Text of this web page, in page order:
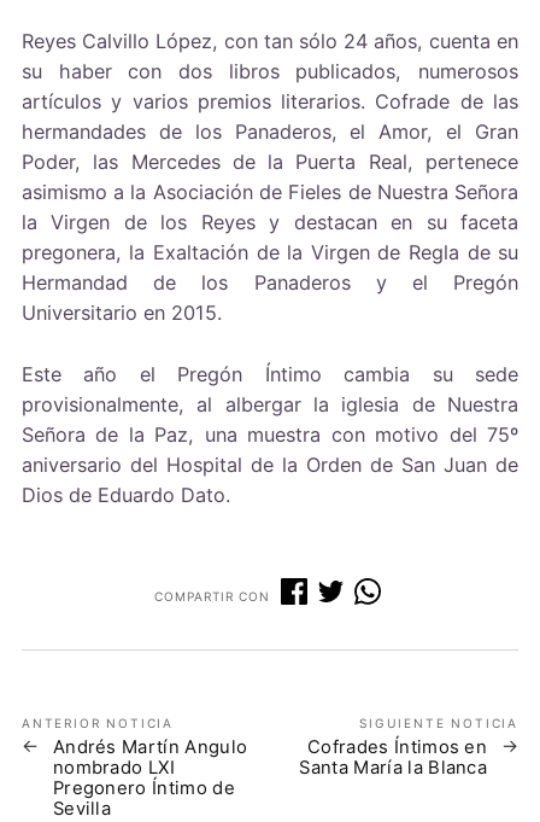
Reyes Calvillo López, con tan sólo 24 años, cuenta en
su haber con dos libros publicados, numerosos
artículos y varios premios literarios. Cofrade de las
hermandades de los Panaderos, el Amor, el Gran
Poder, las Mercedes de la Puerta Real, pertenece
asimismo a la Asociación de Fieles de Nuestra Señora
la Virgen de los Reyes y destacan en su faceta
pregonera, la Exaltación de la Virgen de Regla de su
Hermandad de los Panaderos y el Pregón
Universitario en 2015.
Este año el Pregón Íntimo cambia su sede
provisionalmente, al albergar la iglesia de Nuestra
Señora de la Paz, una muestra con motivo del 75º
aniversario del Hospital de la Orden de San Juan de
Dios de Eduardo Dato.
COMPARTIR CON
ANTERIOR NOTICIA
Andrés Martín Angulo
nombrado LXI
Pregonero Íntimo de
Sevilla
SIGUIENTE NOTICIA
Cofrades Íntimos en
Santa María la Blanca